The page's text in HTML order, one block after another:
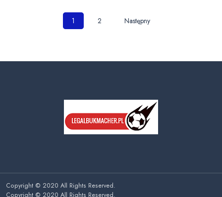
Nawigacja
1 2 Następny
Copyright © 2020 All Rights Reserved.
Copyright © 2020 All Rights Reserved.